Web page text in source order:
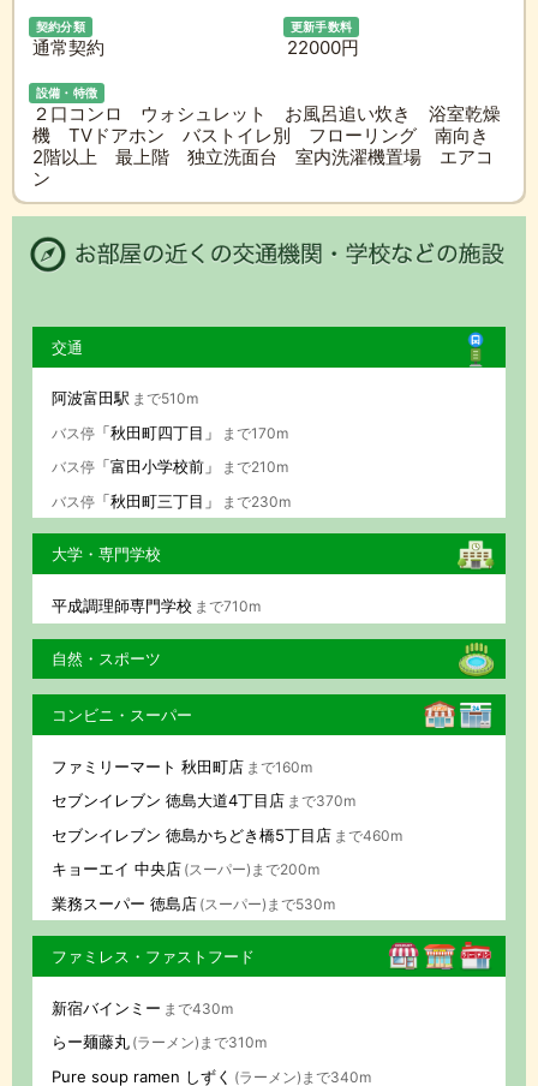
契約分類
通常契約
更新手数料
22000円
設備・特徴
２口コンロ ウォシュレット お風呂追い炊き 浴室乾燥
機 TVドアホン バストイレ別 フローリング 南向き
2階以上 最上階 独立洗面台 室内洗濯機置場 エアコ
ン
交通
阿波富田駅 まで510m
バス停「秋田町四丁目」
まで170m
バス停「富田小学校前」
まで210m
バス停「秋田町三丁目」 まで230m
大学・専門学校
平成調理師専門学校 まで710m
自然・スポーツ
コンビニ・スーパー
ファミリーマート 秋田町店 まで160m
セブンイレブン 徳島大道4丁目店 まで370m
セブンイレブン 徳島かちどき橋5丁目店 まで460m
キョーエイ 中央店 (スーパー)まで200m
業務スーパー 徳島店 (スーパー)まで530m
ファミレス・ファストフード
新宿バインミー まで430m
らー麺藤丸 (ラーメン)まで310m
Pure soup ramen しずく (ラーメン)まで340m